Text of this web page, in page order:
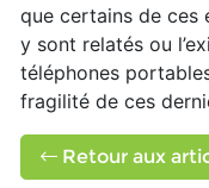
que certains de ces
y sont relatés ou
téléphones
fragilité de ces
Retour aux